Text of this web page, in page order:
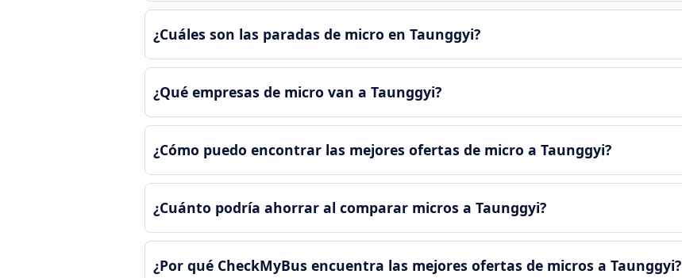
¿Cuáles son las paradas de micro en Taunggyi?
¿Qué empresas de micro van a Taunggyi?
¿Cómo puedo encontrar las mejores ofertas de micro a Taunggyi?
¿Cuánto podría ahorrar al comparar micros a Taunggyi?
¿Por qué CheckMyBus encuentra las mejores ofertas de micros a Taunggyi?